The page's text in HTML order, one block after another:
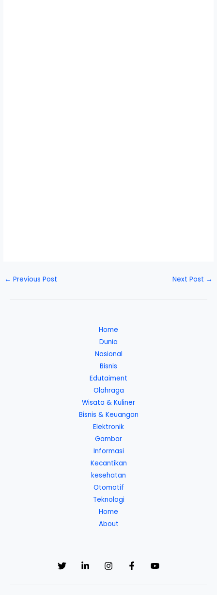
← Previous Post Next Post →
Home
Dunia
Nasional
Bisnis
Edutaiment
Olahraga
Wisata & Kuliner
Bisnis & Keuangan
Elektronik
Gambar
Informasi
Kecantikan
kesehatan
Otomotif
Teknologi
Home
About